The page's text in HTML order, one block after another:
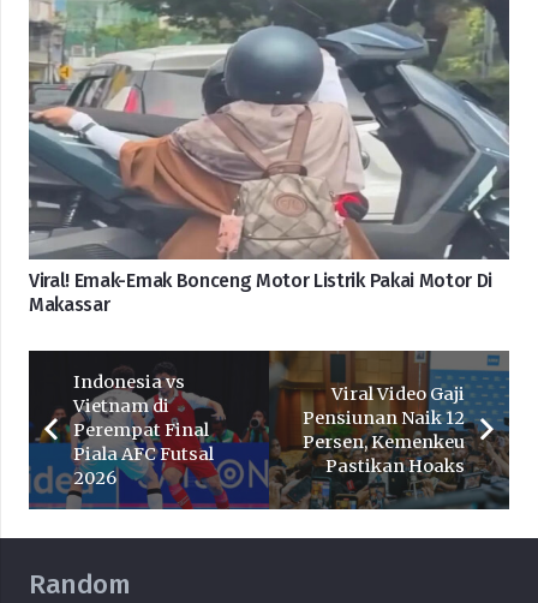
Viral! Emak-Emak Bonceng Motor Listrik Pakai Motor Di
Makassar
Indonesia vs
Vietnam di
Perempat Final
Piala AFC Futsal
2026
Viral Video Gaji
Pensiunan Naik 12
Persen, Kemenkeu
Pastikan Hoaks
Random